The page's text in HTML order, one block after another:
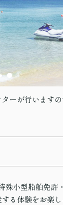
ーが行います
小型船舶免許
る体験をお楽し